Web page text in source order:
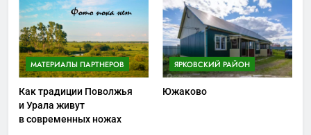
МАТЕРИАЛЫ ПАРТНЕРОВ
Как традиции Поволжья
и Урала живут
в современных ножах
ЯРКОВСКИЙ РАЙОН
Южаково